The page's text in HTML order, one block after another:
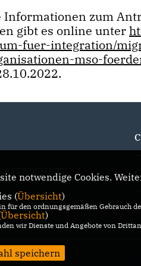
Informationen zum
gibt es online unter
fuer-integration/
mso-
DATENSCHUTZ
notwendige Cookies.
(Übersicht)
für den ordnungsgemäßen Gebrauch
Übersicht)
wir Dienste und Angebote von
speichern